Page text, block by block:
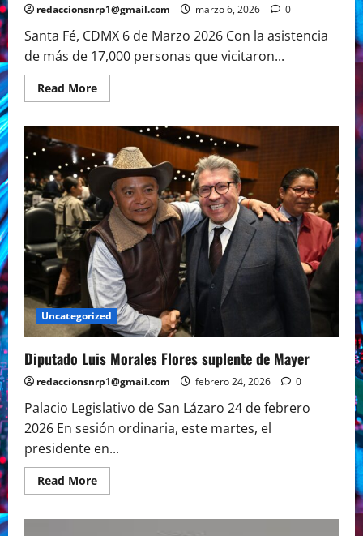
redaccionsnrp1@gmail.com marzo 6, 2026 0
Santa Fé, CDMX 6 de Marzo 2026 Con la asistencia
de más de 17,000 personas que vicitaron...
Read MoreRead
more
Expoforo
Movilidad
2026
Uncategorized
Diputado Luis Morales Flores suplente de Mayer
redaccionsnrp1@gmail.com febrero 24, 2026 0
Palacio Legislativo de San Lázaro 24 de febrero
2026 En sesión ordinaria, este martes, el
presidente en...
Read MoreRead
more